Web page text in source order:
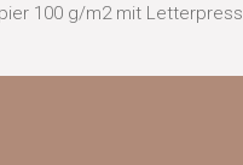
100 g/m2 mit Letterpress